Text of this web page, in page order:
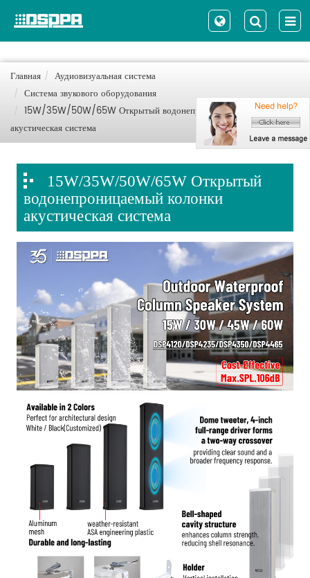
Главная
Аудиовизуальная система
Система звукового оборудования
15W/35W/50W/65W Открытый водонепроницаемый колонки
акустическая система
15W/35W/50W/65W Открытый
водонепроницаемый колонки
акустическая система